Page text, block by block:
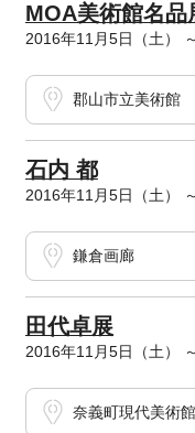
MOA美術館名品
2016年11月5日（土）
郡山市立美術館
石内 都
2016年11月5日（土）
鎌倉画廊
田代卓展
2016年11月5日（土）
奈義町現代美術館